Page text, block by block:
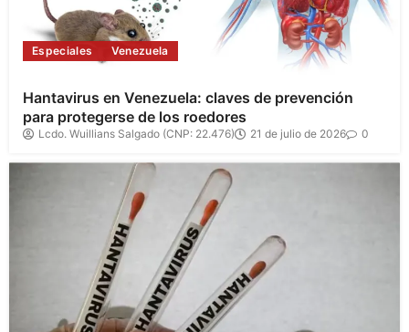
Especiales Venezuela
Hantavirus en Venezuela: claves de prevención
para protegerse de los roedores
Lcdo. Wuillians Salgado (CNP: 22.476) 21 de julio de 2026 0